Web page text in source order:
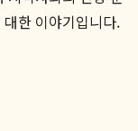
한 이야기입니다.